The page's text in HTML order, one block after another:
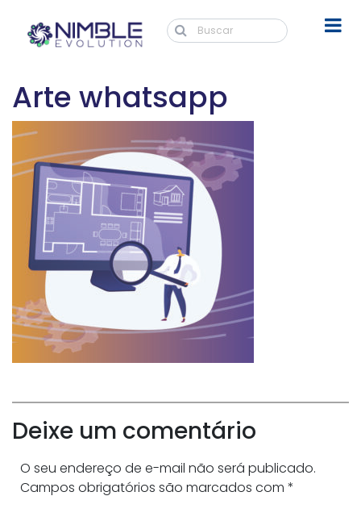
Arte whatsapp
Deixe um comentário
O seu endereço de e-mail não será publicado.
Campos obrigatórios são marcados com *